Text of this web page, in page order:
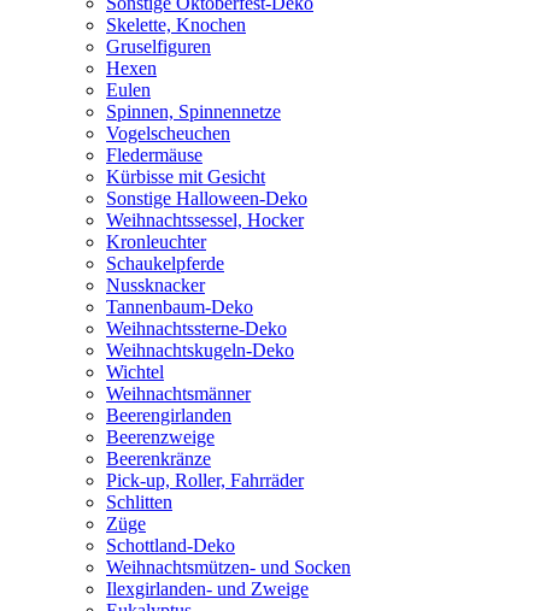
Skelette, Knochen
Gruselfiguren
Hexen
Eulen
Spinnen, Spinnennetze
Vogelscheuchen
Fledermäuse
Kürbisse mit Gesicht
Sonstige Halloween-Deko
Weihnachtssessel, Hocker
Kronleuchter
Schaukelpferde
Nussknacker
Tannenbaum-Deko
Weihnachtssterne-Deko
Weihnachtskugeln-Deko
Wichtel
Weihnachtsmänner
Beerengirlanden
Beerenzweige
Beerenkränze
Pick-up, Roller, Fahrräder
Schlitten
Züge
Schottland-Deko
Weihnachtsmützen- und Socken
Ilexgirlanden- und Zweige